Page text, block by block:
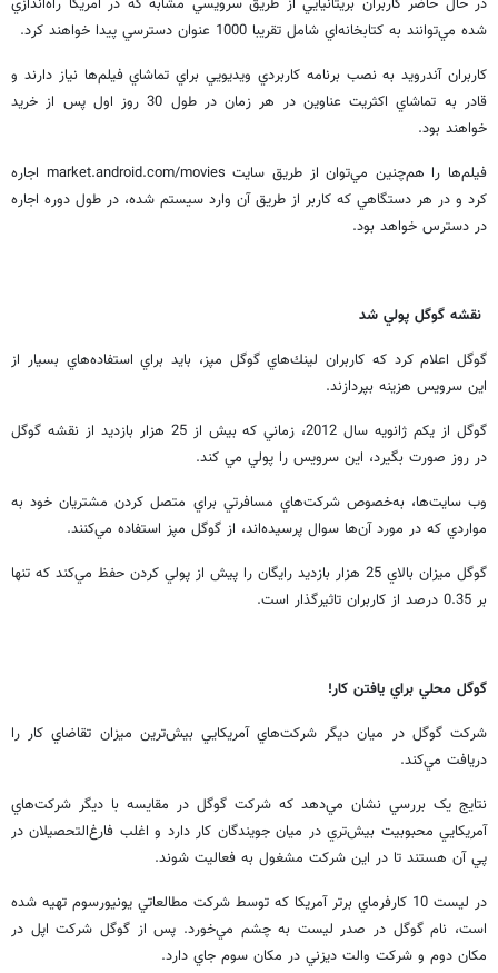
در حال حاضر كاربران بريتانيايي از طريق سرويسي مشابه كه در آمريكا راه‌اندازي
شده مي‌توانند به كتابخانه‌اي شامل تقريبا 1000 عنوان دسترسي پيدا خواهند كرد.
كاربران آندرويد به نصب برنامه كاربردي ويديويي براي تماشاي فيلم‌ها نياز دارند و
قادر به تماشاي اكثريت عناوين در هر زمان در طول 30 روز اول پس از خريد
خواهند بود.
فيلم‌ها را هم‌چنين مي‌توان از طريق سايت market.android.com/movies اجاره
كرد و در هر دستگاهي كه كاربر از طريق آن وارد سيستم شده، در طول دوره اجاره
در دسترس خواهد بود.
نقشه گوگل پولي شد
گوگل اعلام كرد كه كاربران لينك‌هاي گوگل مپز، بايد براي استفاده‌هاي بسيار از
اين سرويس هزينه بپردازند.
گوگل از يكم ژانويه سال 2012، زماني كه بيش از 25 هزار بازديد از نقشه گوگل
در روز صورت بگيرد، اين سرويس را پولي مي كند.
وب سايت‌ها، به‌خصوص شركت‌هاي مسافرتي براي متصل كردن مشتريان خود به
مواردي كه در مورد آن‌ها سوال پرسيده‌اند، از گوگل مپز استفاده مي‌كنند.
گوگل ميزان بالاي 25 هزار بازديد رايگان را پيش از پولي كردن حفظ مي‌كند كه تنها
بر 0.35 درصد از كاربران تاثيرگذار است.
گوگل محلي براي يافتن كار!
شرکت گوگل در ميان ديگر شرکت‌هاي آمريکايي بيش‌ترين ميزان تقاضاي کار را
دريافت مي‌کند.
نتايج يک بررسي نشان مي‌دهد که شرکت گوگل در مقايسه با ديگر شرکت‌هاي
آمريکايي محبوبيت بيش‌تري در ميان جويندگان کار دارد و اغلب فارغ‌التحصيلان در
پي آن هستند تا در اين شرکت مشغول به فعاليت شوند.
در ليست 10 کارفرماي برتر آمريکا که توسط شرکت مطالعاتي يونيورسوم تهيه شده
است، نام گوگل در صدر ليست به چشم مي‌خورد. پس از گوگل شرکت اپل در
مکان دوم و شرکت والت ديزني در مکان سوم جاي دارد.